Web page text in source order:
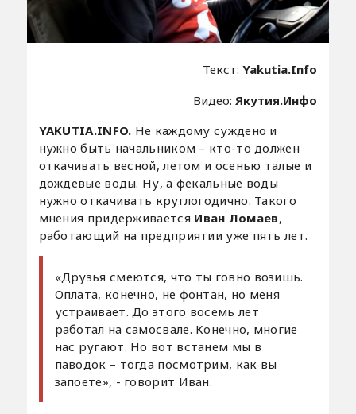
Текст:Yakutia.Info
Видео:Якутия.Инфо
YAKUTIA.INFO. Не каждому суждено и
нужно быть начальником – кто-то должен
откачивать весной, летом и осенью талые и
дождевые воды. Ну, а фекальные воды
нужно откачивать круглогодично. Такого
мнения придерживается Иван Ломаев,
работающий на предприятии уже пять лет.
«Друзья смеются, что ты говно возишь.
Оплата, конечно, не фонтан, но меня
устраивает. До этого восемь лет
работал на самосвале. Конечно, многие
нас ругают. Но вот встанем мы в
паводок – тогда посмотрим, как вы
запоете», - говорит Иван.